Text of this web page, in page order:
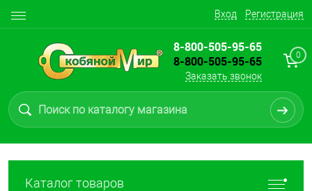
Вход Регистрация
8-800-505-95-65
8-800-505-95-65
Заказать звонок
0
Каталог товаров